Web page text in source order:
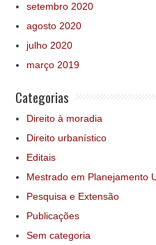
setembro 2020
agosto 2020
julho 2020
março 2019
Categorias
Direito à moradia
Direito urbanístico
Editais
Mestrado em Planejamento
Pesquisa e Extensão
Publicações
Sem categoria